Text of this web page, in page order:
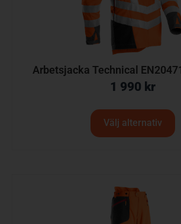
Arbetsjacka Technical
1 990 kr
Välj alternativ